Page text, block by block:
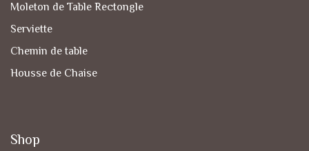
Moleton de Table Rectongle
Serviette
Chemin de table
Housse de Chaise
Shop